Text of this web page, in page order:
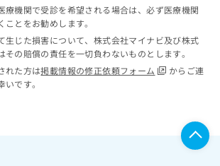
療機関で受診を希望される場合は、必ず医療機関
とをお勧めします。
生じた損害について、株式会社マイナビ及び株式
その賠償の責任を一切負わないものとします。
れた方は掲載情報の修正依頼フォーム
からご連
です。